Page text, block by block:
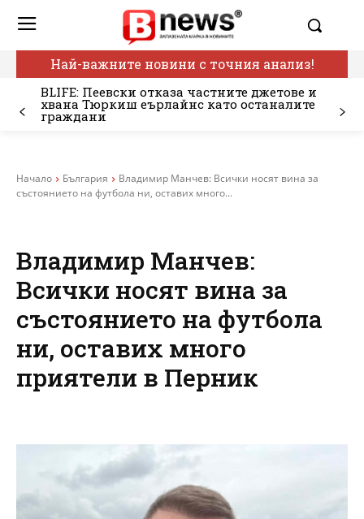
Най-важните новини с точния анализ!
BLIFE: Пеевски отказа частните джетове и
хвана Тюркиш еърлайнс като останалите
граждани
Начало България
Владимир Манчев: Всички носят вина за
състоянието на футбола ни, оставих много...
Владимир Манчев:
Всички носят вина за
състоянието на футбола
ни, оставих много
приятели в Перник